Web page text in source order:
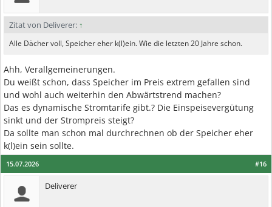
Zitat von Deliverer: ↑
Alle Dächer voll, Speicher eher k(l)ein. Wie die letzten 20 Jahre schon.
Ahh, Verallgemeinerungen.
Du weißt schon, dass Speicher im Preis extrem gefallen sind
und wohl auch weiterhin den Abwärtstrend machen?
Das es dynamische Stromtarife gibt.? Die Einspeisevergütung
sinkt und der Strompreis steigt?
Da sollte man schon mal durchrechnen ob der Speicher eher
k(l)ein sein sollte.
#16
15.07.2026
Deliverer